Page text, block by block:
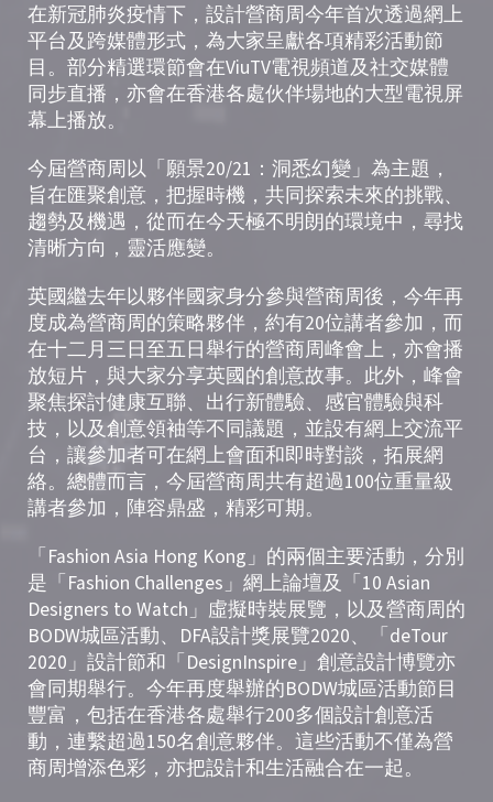
在新冠肺炎疫情下，設計營商周今年首次透過網上
平台及跨媒體形式，為大家呈獻各項精彩活動節
目。部分精選環節會在ViuTV­電視頻道及社交媒體
同步直播，亦會在香港各處伙伴場地的大型電視屏
幕上播放。
今屆營商周以「願景20/21：洞悉幻變」為主題，
旨在匯聚創意，把握時機，共同探索未來的挑戰、
趨勢及機遇，從而在今天極不明朗的環境中，尋找
清晰方向，靈活應變。
英國繼去年以夥伴國家身分參與營商周後，今年再
度成為營商周的策略夥伴，約有20位講者參加，而
在十二月三日至五日舉行的營商周峰會上，亦會播
放短片，與大家分享英國的創意故事。此外，峰會
聚焦探討健康互聯、出行新體驗、感官體驗與科
技，以及創意領袖等不同議題，並設有網上交流平
台，讓參加者可在網上會面和即時對談，拓展網
絡。總體而言，今屆營商周共有超過100位重量級
講者參加，陣容鼎盛，精彩可期。
「Fashion Asia Hong Kong」的兩個主要活動，分別
是「Fashion Challenges」網上論壇及「10 Asian
Designers to Watch」虛擬時裝展覽，以及營商周的
BODW城區活動、DFA設計獎展覽2020、「deTour
2020」設計節和「DesignInspire」創意設計博覽亦
會同期舉行。今年再度舉辦的BODW城區活動節目
豐富，包括在香港各處舉行200多個設計創意活
動，連繫超過150名創意夥伴。這些活動不僅為營
商周增添色彩，亦把設計和生活融合在一起。